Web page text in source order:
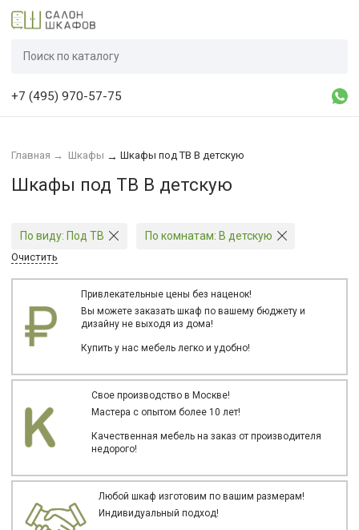
+7 (495) 970-57-75
Главная → Шкафы → Шкафы под ТВ В детскую
Шкафы под ТВ В детскую
По виду: Под ТВ По комнатам: В детскую
Очистить
Привлекательные цены без наценок!
Вы можете заказать шкаф по вашему бюджету и
дизайну не выходя из дома!
Купить у нас мебель легко и удобно!
Свое производство в Москве!
Мастера с опытом более 10 лет!
Качественная мебель на заказ от производителя
недорого!
Любой шкаф изготовим по вашим размерам!
Индивидуальный подход!